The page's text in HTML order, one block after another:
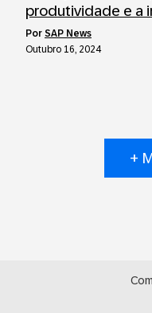
produtividade e a
por SAP News
Outubro 16, 2024
+